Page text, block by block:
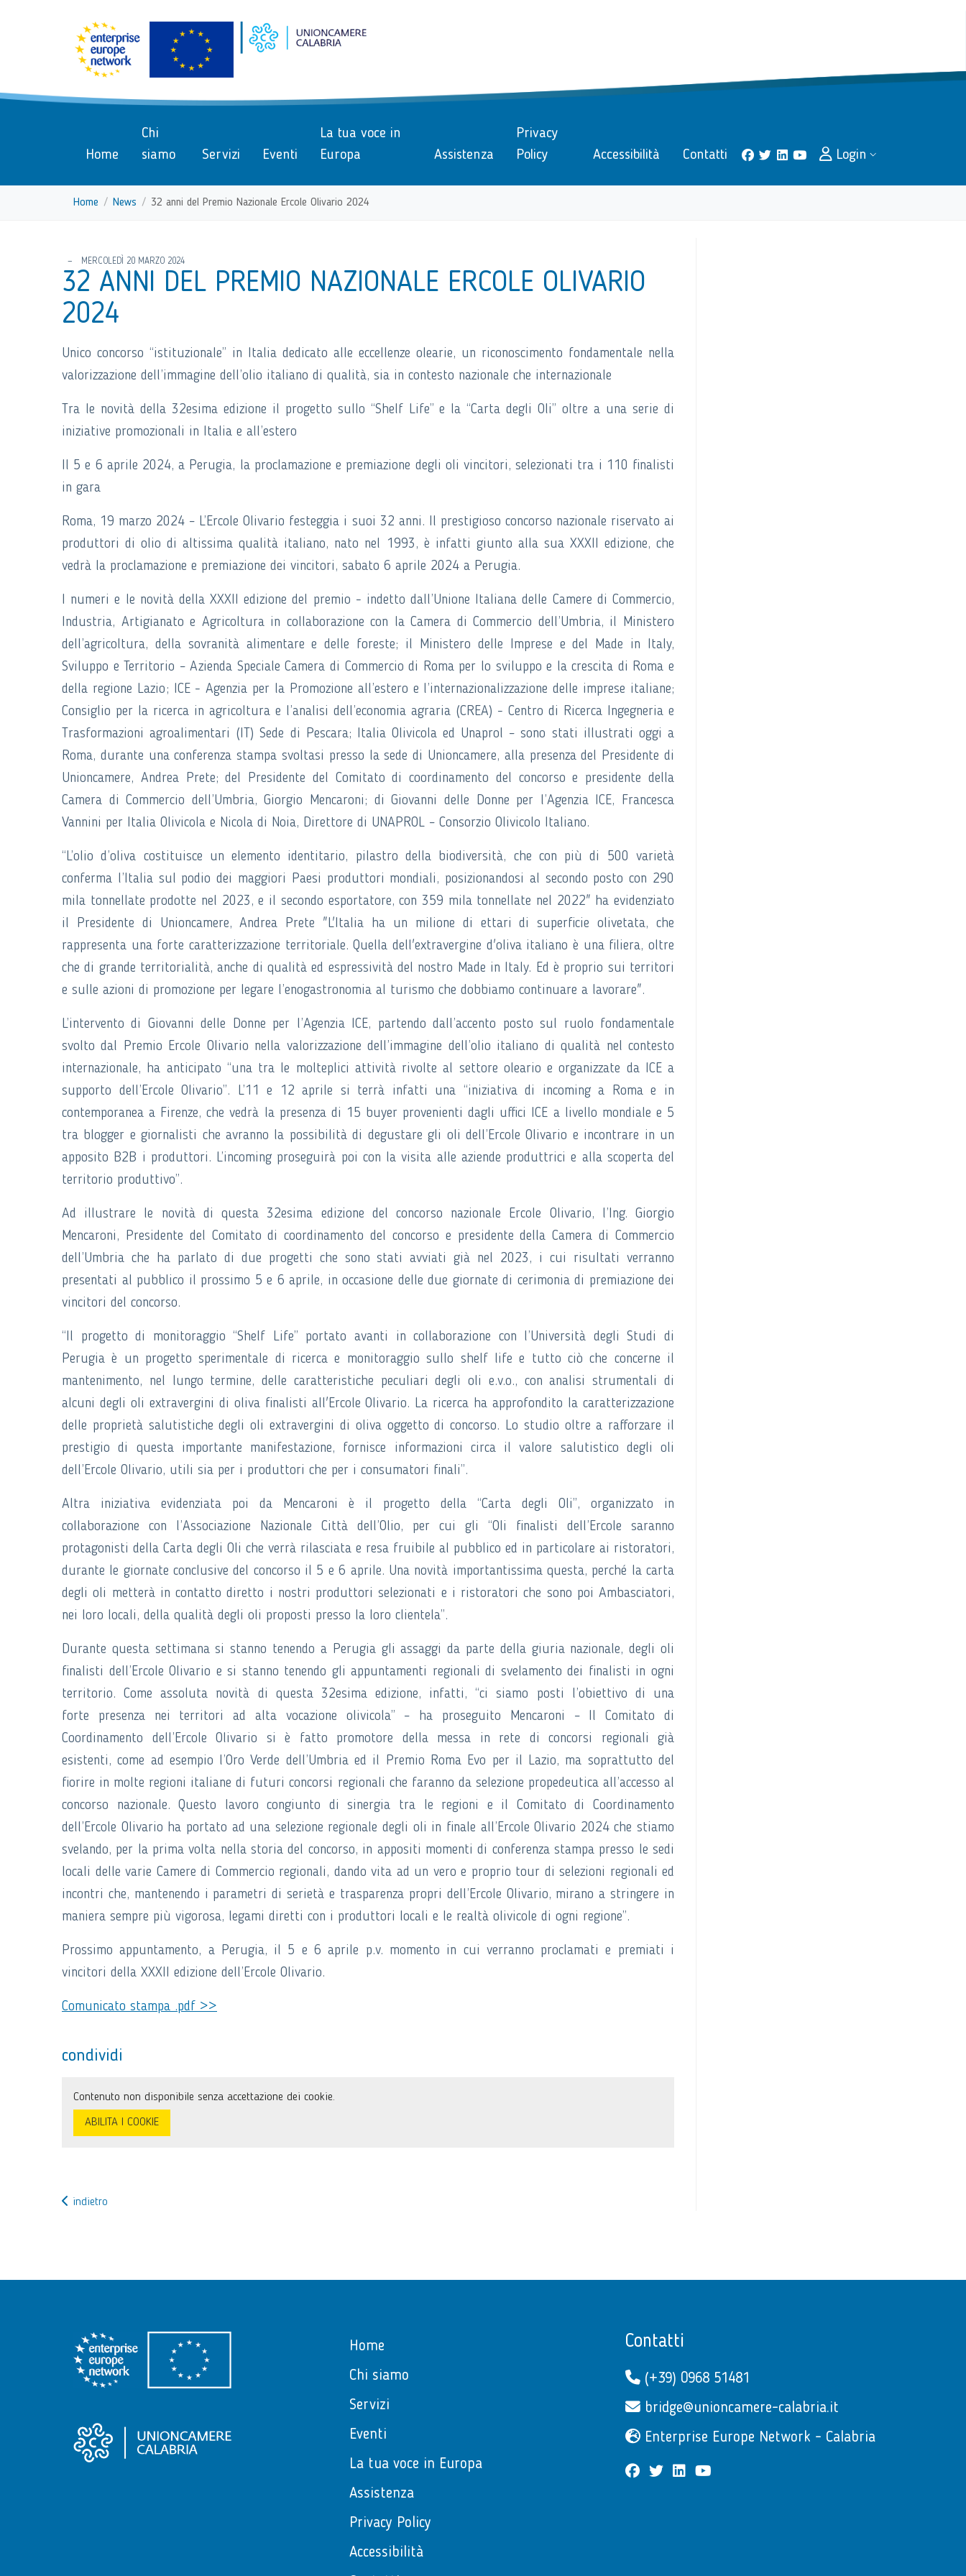
Vai ai contenuti
Menu di navigazione
Home
Chi
siamo
Servizi Eventi
La tua voce in
Europa
Assistenza
Privacy
Policy
Accessibilità Contatti Login
Home News 32 anni del Premio Nazionale Ercole Olivario 2024
MERCOLEDÌ 20 MARZO 2024
32 ANNI DEL PREMIO NAZIONALE ERCOLE OLIVARIO
2024
Unico concorso “istituzionale” in Italia dedicato alle eccellenze olearie, un riconoscimento fondamentale nella
valorizzazione dell’immagine dell’olio italiano di qualità, sia in contesto nazionale che internazionale
Tra le novità della 32esima edizione il progetto sullo “Shelf Life” e la “Carta degli Oli” oltre a una serie di
iniziative promozionali in Italia e all’estero
Il 5 e 6 aprile 2024, a Perugia, la proclamazione e premiazione degli oli vincitori, selezionati tra i 110 finalisti
in gara
Roma, 19 marzo 2024 – L’Ercole Olivario festeggia i suoi 32 anni. Il prestigioso concorso nazionale riservato ai
produttori di olio di altissima qualità italiano, nato nel 1993, è infatti giunto alla sua XXXII edizione, che
vedrà la proclamazione e premiazione dei vincitori, sabato 6 aprile 2024 a Perugia.
I numeri e le novità della XXXII edizione del premio - indetto dall’Unione Italiana delle Camere di Commercio,
Industria, Artigianato e Agricoltura in collaborazione con la Camera di Commercio dell’Umbria, il Ministero
dell’agricoltura, della sovranità alimentare e delle foreste; il Ministero delle Imprese e del Made in Italy,
Sviluppo e Territorio – Azienda Speciale Camera di Commercio di Roma per lo sviluppo e la crescita di Roma e
della regione Lazio; ICE - Agenzia per la Promozione all’estero e l’internazionalizzazione delle imprese italiane;
Consiglio per la ricerca in agricoltura e l’analisi dell’economia agraria (CREA) - Centro di Ricerca Ingegneria e
Trasformazioni agroalimentari (IT) Sede di Pescara; Italia Olivicola ed Unaprol – sono stati illustrati oggi a
Roma, durante una conferenza stampa svoltasi presso la sede di Unioncamere, alla presenza del Presidente di
Unioncamere, Andrea Prete; del Presidente del Comitato di coordinamento del concorso e presidente della
Camera di Commercio dell’Umbria, Giorgio Mencaroni; di Giovanni delle Donne per l’Agenzia ICE, Francesca
Vannini per Italia Olivicola e Nicola di Noia, Direttore di UNAPROL – Consorzio Olivicolo Italiano.
“L’olio d’oliva costituisce un elemento identitario, pilastro della biodiversità, che con più di 500 varietà
conferma l’Italia sul podio dei maggiori Paesi produttori mondiali, posizionandosi al secondo posto con 290
mila tonnellate prodotte nel 2023, e il secondo esportatore, con 359 mila tonnellate nel 2022" ha evidenziato
il Presidente di Unioncamere, Andrea Prete "L'Italia ha un milione di ettari di superficie olivetata, che
rappresenta una forte caratterizzazione territoriale. Quella dell'extravergine d'oliva italiano è una filiera, oltre
che di grande territorialità, anche di qualità ed espressività del nostro Made in Italy. Ed è proprio sui territori
e sulle azioni di promozione per legare l’enogastronomia al turismo che dobbiamo continuare a lavorare".
L’intervento di Giovanni delle Donne per l’Agenzia ICE, partendo dall’accento posto sul ruolo fondamentale
svolto dal Premio Ercole Olivario nella valorizzazione dell’immagine dell’olio italiano di qualità nel contesto
internazionale, ha anticipato “una tra le molteplici attività rivolte al settore oleario e organizzate da ICE a
supporto dell’Ercole Olivario”. L’11 e 12 aprile si terrà infatti una “iniziativa di incoming a Roma e in
contemporanea a Firenze, che vedrà la presenza di 15 buyer provenienti dagli uffici ICE a livello mondiale e 5
tra blogger e giornalisti che avranno la possibilità di degustare gli oli dell’Ercole Olivario e incontrare in un
apposito B2B i produttori. L’incoming proseguirà poi con la visita alle aziende produttrici e alla scoperta del
territorio produttivo”.
Ad illustrare le novità di questa 32esima edizione del concorso nazionale Ercole Olivario, l’Ing. Giorgio
Mencaroni, Presidente del Comitato di coordinamento del concorso e presidente della Camera di Commercio
dell’Umbria che ha parlato di due progetti che sono stati avviati già nel 2023, i cui risultati verranno
presentati al pubblico il prossimo 5 e 6 aprile, in occasione delle due giornate di cerimonia di premiazione dei
vincitori del concorso.
“Il progetto di monitoraggio “Shelf Life” portato avanti in collaborazione con l’Università degli Studi di
Perugia è un progetto sperimentale di ricerca e monitoraggio sullo shelf life e tutto ciò che concerne il
mantenimento, nel lungo termine, delle caratteristiche peculiari degli oli e.v.o., con analisi strumentali di
alcuni degli oli extravergini di oliva finalisti all'Ercole Olivario. La ricerca ha approfondito la caratterizzazione
delle proprietà salutistiche degli oli extravergini di oliva oggetto di concorso. Lo studio oltre a rafforzare il
prestigio di questa importante manifestazione, fornisce informazioni circa il valore salutistico degli oli
dell’Ercole Olivario, utili sia per i produttori che per i consumatori finali”.
Altra iniziativa evidenziata poi da Mencaroni è il progetto della “Carta degli Oli”, organizzato in
collaborazione con l’Associazione Nazionale Città dell’Olio, per cui gli “Oli finalisti dell’Ercole saranno
protagonisti della Carta degli Oli che verrà rilasciata e resa fruibile al pubblico ed in particolare ai ristoratori,
durante le giornate conclusive del concorso il 5 e 6 aprile. Una novità importantissima questa, perché la carta
degli oli metterà in contatto diretto i nostri produttori selezionati e i ristoratori che sono poi Ambasciatori,
nei loro locali, della qualità degli oli proposti presso la loro clientela”.
Durante questa settimana si stanno tenendo a Perugia gli assaggi da parte della giuria nazionale, degli oli
finalisti dell’Ercole Olivario e si stanno tenendo gli appuntamenti regionali di svelamento dei finalisti in ogni
territorio. Come assoluta novità di questa 32esima edizione, infatti, “ci siamo posti l’obiettivo di una
forte presenza nei territori ad alta vocazione olivicola” – ha proseguito Mencaroni – Il Comitato di
Coordinamento dell’Ercole Olivario si è fatto promotore della messa in rete di concorsi regionali già
esistenti, come ad esempio l’Oro Verde dell’Umbria ed il Premio Roma Evo per il Lazio, ma soprattutto del
fiorire in molte regioni italiane di futuri concorsi regionali che faranno da selezione propedeutica all’accesso al
concorso nazionale. Questo lavoro congiunto di sinergia tra le regioni e il Comitato di Coordinamento
dell’Ercole Olivario ha portato ad una selezione regionale degli oli in finale all’Ercole Olivario 2024 che stiamo
svelando, per la prima volta nella storia del concorso, in appositi momenti di conferenza stampa presso le sedi
locali delle varie Camere di Commercio regionali, dando vita ad un vero e proprio tour di selezioni regionali ed
incontri che, mantenendo i parametri di serietà e trasparenza propri dell’Ercole Olivario, mirano a stringere in
maniera sempre più vigorosa, legami diretti con i produttori locali e le realtà olivicole di ogni regione”.
Prossimo appuntamento, a Perugia, il 5 e 6 aprile p.v. momento in cui verranno proclamati e premiati i
vincitori della XXXII edizione dell’Ercole Olivario.
Comunicato stampa .pdf >>
condividi
Contenuto non disponibile senza accettazione dei cookie.
ABILITA I COOKIE
indietro
Home
Chi siamo
Servizi
Eventi
La tua voce in Europa
Assistenza
Privacy Policy
Accessibilità
Contatti
(+39) 0968 51481
bridge@unioncamere-calabria.it
Enterprise Europe Network - Calabria
facebook
twitter linkedin